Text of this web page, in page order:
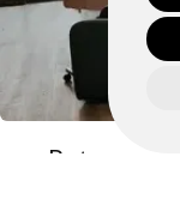
Retrouvez